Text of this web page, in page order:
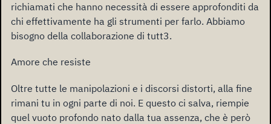
richiamati che hanno necessità di essere approfonditi da
chi effettivamente ha gli strumenti per farlo. Abbiamo
bisogno della collaborazione di tutt3.
Amore che resiste
Oltre tutte le manipolazioni e i discorsi distorti, alla fine
rimani tu in ogni parte di noi. E questo ci salva, riempie
quel vuoto profondo nato dalla tua assenza, che è però